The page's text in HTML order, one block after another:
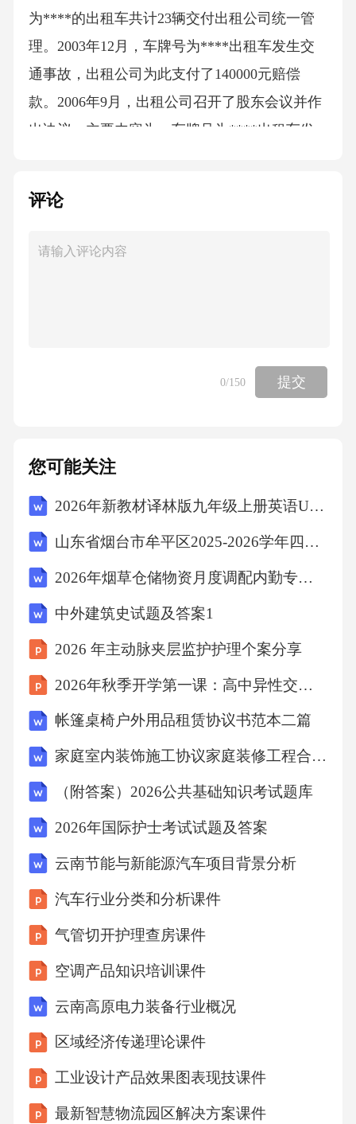
为****的出租车共计23辆交付出租公司统一管
理。2003年12月，车牌号为****出租车发生交
通事故，出租公司为此支付了140000元赔偿
款。2006年9月，出租公司召开了股东会议并作
出决议，主要内容为：车牌号为****出租车发
为7台，股权比例也做变更。为此，某酒店以出
租公司侵权为由诉至法院，请求判令撤销出租
人与财团法人2、社团法人与一人公司公司法课
年，简榕桂、郑宁、周森华三人协商决定组建
佛山市创沃泰环保建材〔以下简称创沃泰公
司〕，公司的注册资本为50万元，由简榕桂出
资25万元，占出资额50%；郑宁、周森华各出资
12.5万元，各占出资额25%。公司的法定代表人
是简榕桂。2005年4月30日，三股东签名确认了
报表显示，从2005年1月至4月底，创沃泰公司
共发生亏损356478.83元。后来公司股东之间发
生了严重的矛盾与对立。2005年12月31日下
午，郑宁到创沃泰公司要求与简榕桂见面，未
能见到简本人，遂留下一纸通知，要求简务必
于2006年1月10日前与其联系见面，以协商公司
事宜，否那么，将在春节前后将所有设备全部
搬走或处理。事后经双方证实，郑宁并未因此
便已停产。为使公司和股东的权益不受损失，
原告简榕桂遂以其他两位股东郑宁和周森华为
被告，于2006年1月10日向广东省佛山市禅城区
人民法院提起诉讼，诉请判令原、被告三股东
设立的创沃泰公司立即解散；判令公司股东限
期组成清算组对公司进展清算。案件受理后，
该院追加了创沃泰公司作为第三人参加诉讼。
佛山市禅城区人民法院依照公司法第一百八十
评论
0/150 提交
您可能关注
2026年新教材译林版九年级上册英语Unit 1 Know yourself Grammar 教案
山东省烟台市牟平区2025-2026学年四年级上学期期末语文试题（文字版含答案）
2026年烟草仓储物资月度调配内勤专员烟草公司招聘考试笔试试题（含答案）
中外建筑史试题及答案1
2026 年主动脉夹层监护护理个案分享
2026年秋季开学第一课：高中异性交往尺度
帐篷桌椅户外用品租赁协议书范本二篇
家庭室内装饰施工协议家庭装修工程合同三篇
（附答案）2026公共基础知识考试题库
2026年国际护士考试试题及答案
云南节能与新能源汽车项目背景分析
汽车行业分类和分析课件
气管切开护理查房课件
空调产品知识培训课件
云南高原电力装备行业概况
区域经济传递理论课件
工业设计产品效果图表现技课件
最新智慧物流园区解决方案课件